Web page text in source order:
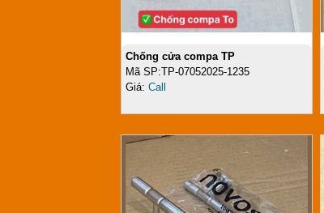
Chống cửa compa TP
Mã SP:TP-07052025-1235
Giá: Call